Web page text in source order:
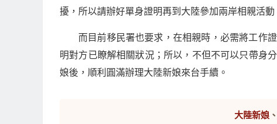
擾，所以請辦好單身證明再到大陸參加兩岸相親活動
而目前移民署也要求，在相親時，必需將工作
明對方已瞭解相關狀況；所以，不但不可以只帶身
娘後，順利圓滿辦理大陸新娘來台手續。
大陸新娘